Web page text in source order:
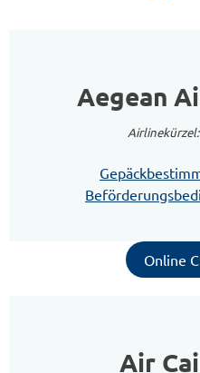
Aegean
Online
Air